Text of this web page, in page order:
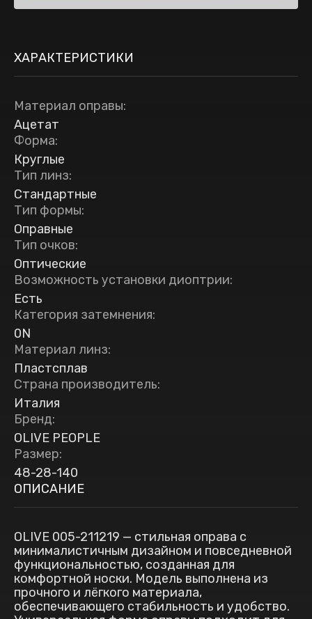
ХАРАКТЕРИСТИКИ
Материал оправы:
Ацетат
Форма:
Круглые
Тип линз:
Стандартные
Тип формы:
Оправные
Тип очков:
Оптические
Возможность установки диоптрии:
Есть
Категория затемнения:
0N
Материал линз:
Пластсплав
Страна производитель:
Италия
Бренд:
OLIVE PEOPLE
Размер:
48-28-140
ОПИСАНИЕ
OLIVE 005-211219 — стильная оправа с
минималистичным дизайном и повседневной
функциональностью, созданная для
комфортной носки. Модель выполнена из
прочного и лёгкого материала,
обеспечивающего стабильность и удобство.